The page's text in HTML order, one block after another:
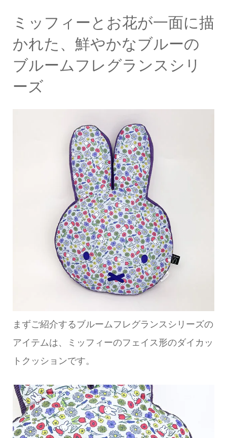
ミッフィーとお花が一面に描
かれた、鮮やかなブルーの
ブルームフレグランスシリ
ーズ
まずご紹介するブルームフレグランスシリーズの
アイテムは、ミッフィーのフェイス形のダイカッ
トクッションです。